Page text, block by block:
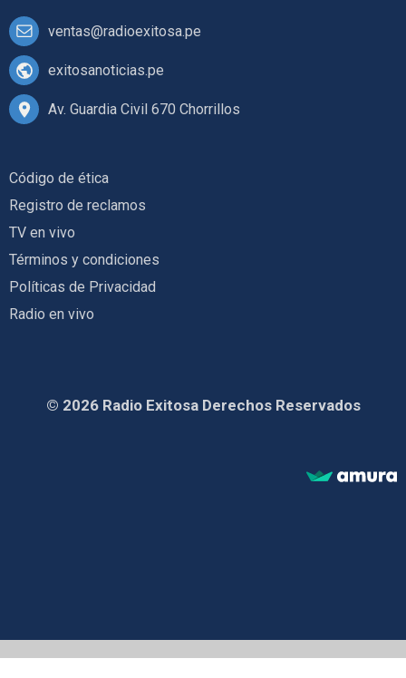
ventas@radioexitosa.pe
exitosanoticias.pe
Av. Guardia Civil 670 Chorrillos
Código de ética
Registro de reclamos
TV en vivo
Términos y condiciones
Políticas de Privacidad
Radio en vivo
© 2026 Radio Exitosa Derechos Reservados